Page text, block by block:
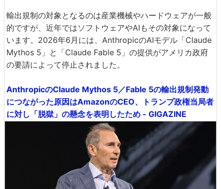
輸出規制の対象となるのは産業機械やハードウェアが一般
的ですが、近年ではソフトウェアやAIもその対象になって
います。2026年6月には、AnthropicのAIモデル「Claude
Mythos 5」と「Claude Fable 5」の提供がアメリカ政府
の要請によって停止されました。
AnthropicのClaude Mythos 5／Fable 5の輸出規制発動
につながった原因はAmazonのCEO、トランプ政権当局者
に対し「脱獄」の懸念を表明したため - GIGAZINE